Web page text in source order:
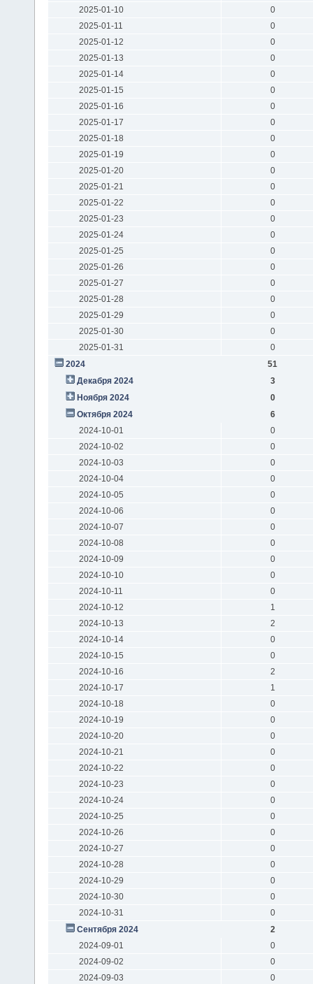
2025-01-10
0
2025-01-11
0
2025-01-12
0
2025-01-13
0
2025-01-14
0
2025-01-15
0
2025-01-16
0
2025-01-17
0
2025-01-18
0
2025-01-19
0
2025-01-20
0
2025-01-21
0
2025-01-22
0
2025-01-23
0
2025-01-24
0
2025-01-25
0
2025-01-26
0
2025-01-27
0
2025-01-28
0
2025-01-29
0
2025-01-30
0
2025-01-31
0
2024
51
Декабря 2024
3
Ноября 2024
0
Октября 2024
6
2024-10-01
0
2024-10-02
0
2024-10-03
0
2024-10-04
0
2024-10-05
0
2024-10-06
0
2024-10-07
0
2024-10-08
0
2024-10-09
0
2024-10-10
0
2024-10-11
0
2024-10-12
1
2024-10-13
2
2024-10-14
0
2024-10-15
0
2024-10-16
2
2024-10-17
1
2024-10-18
0
2024-10-19
0
2024-10-20
0
2024-10-21
0
2024-10-22
0
2024-10-23
0
2024-10-24
0
2024-10-25
0
2024-10-26
0
2024-10-27
0
2024-10-28
0
2024-10-29
0
2024-10-30
0
2024-10-31
0
Сентября 2024
2
2024-09-01
0
2024-09-02
0
2024-09-03
0